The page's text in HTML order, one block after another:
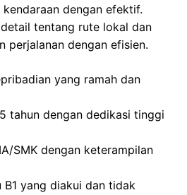
dengan efektif.
tentang rute lokal dan
perjalanan dengan efisien.
yang ramah dan
tahun dengan dedikasi tinggi
SMK dengan keterampilan
B1 yang diakui dan tidak